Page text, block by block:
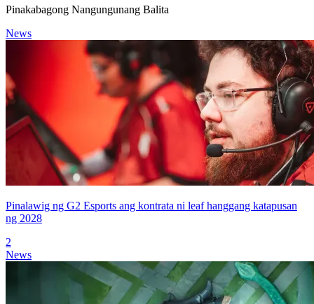
Pinakabagong Nangungunang Balita
News
Pinalawig ng G2 Esports ang kontrata ni leaf hanggang katapusan
ng 2028
2
News